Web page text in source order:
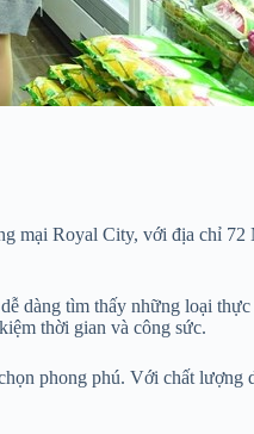
mại Royal City, với địa chỉ
dàng tìm thấy những loại
thời gian và công sức.
phong phú. Với chất lượng